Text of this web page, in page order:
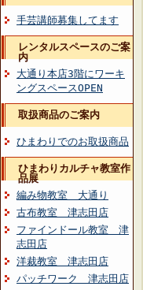
手芸講師募集してます
レンタルスペースのご案
内
大通り本店3階にワーキ
ングスペースOPEN
取扱商品のご案内
ひまわりでのお取扱商品
ひまわりカルチャ教室作
品展
編み物教室 大通り
古布教室 津志田店
ファインドール教室 津
志田店
洋裁教室 津志田店
パッチワーク 津志田店